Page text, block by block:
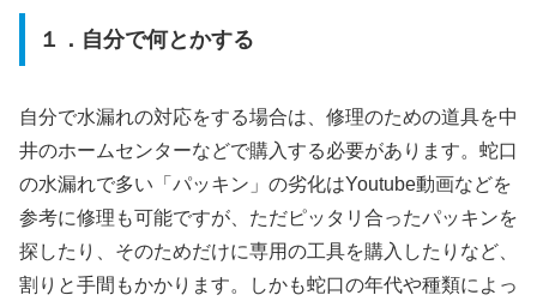
１．自分で何とかする
自分で水漏れの対応をする場合は、修理のための道具を中
井のホームセンターなどで購入する必要があります。蛇口
の水漏れで多い「パッキン」の劣化はYoutube動画などを
参考に修理も可能ですが、ただピッタリ合ったパッキンを
探したり、そのためだけに専用の工具を購入したりなど、
割りと手間もかかります。しかも蛇口の年代や種類によっ